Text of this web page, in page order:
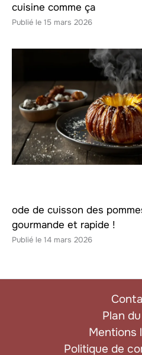
cuisine comme ça
15 mars 2026
ode de cuisson des
gourmande et rapide !
14 mars 2026
Plan
Mentions
Politique de